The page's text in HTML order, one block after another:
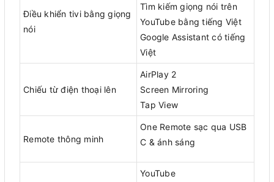
Điều khiển tivi bằng giọng
nói
Tìm kiếm giọng nói trên
YouTube bằng tiếng Việt
Google Assistant có tiếng
Việt
Chiếu từ điện thoại lên
AirPlay 2
Screen Mirroring
Tap View
Remote thông minh
One Remote sạc qua USB
C & ánh sáng
YouTube